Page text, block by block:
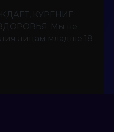
КУРЕНИЕ
Мы не
лицам младше 18